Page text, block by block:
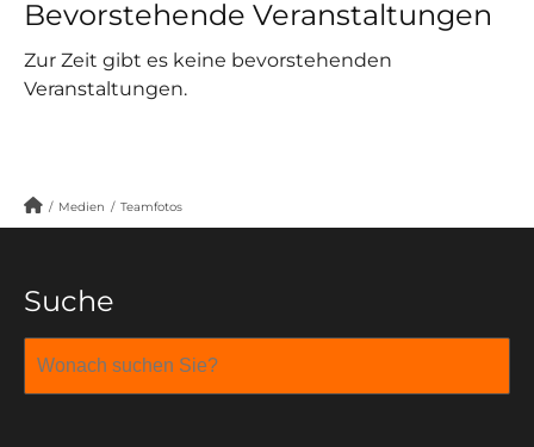
Bevorstehende Veranstaltungen
Zur Zeit gibt es keine bevorstehenden
Veranstaltungen.
/ Medien / Teamfotos
Suche